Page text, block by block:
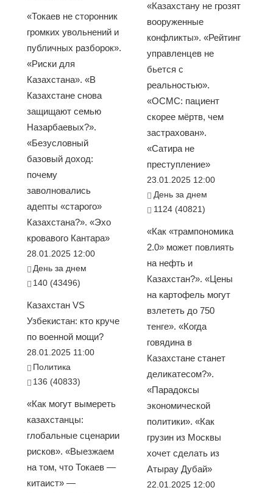
«Токаев не сторонник
громких увольнений и
публичных разборок».
«Риски для
Казахстана». «В
Казахстане снова
защищают семью
Назарбаевых?».
«Безусловный
базовый доход:
почему
заволновались
адепты «старого»
Казахстана?». «Эхо
кровавого Кантара»
28.01.2025 12:00
День за днем
140 (43496)
Казахстан VS
Узбекистан: кто круче
по военной мощи?
28.01.2025 11:00
Политика
136 (40833)
«Как могут вымереть
казахстанцы:
глобальные сценарии
рисков». «Выезжаем
на том, что Токаев —
китаист» —
«Казахстану не грозят
вооруженные
конфликты». «Рейтинг
управленцев не
бьется с
реальностью».
«ОСМС: пациент
скорее мёртв, чем
застрахован».
«Сатира не
преступление»
23.01.2025 12:00
День за днем
1124 (40821)
«Как «трампономика
2.0» может повлиять
на нефть и
Казахстан?». «Цены
на картофель могут
взлететь до 750
тенге». «Когда
говядина в
Казахстане станет
деликатесом?».
«Парадоксы
экономической
политики». «Как
грузин из Москвы
хочет сделать из
Атырау Дубай»
22.01.2025 12:00